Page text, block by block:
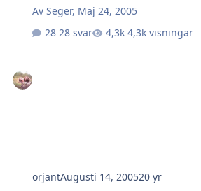
AvSeger, Maj 24, 2005
28 svar
4,3k visningar
orjantAugusti 14, 200520 yr